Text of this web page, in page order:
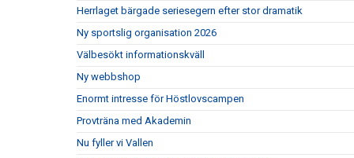
Herrlaget bärgade seriesegern efter stor dramatik
Ny sportslig organisation 2026
Välbesökt informationskväll
Ny webbshop
Enormt intresse för Höstlovscampen
Provträna med Akademin
Nu fyller vi Vallen